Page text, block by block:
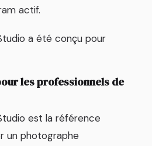
actif.
a été conçu pour
les professionnels de
est la référence
un photographe